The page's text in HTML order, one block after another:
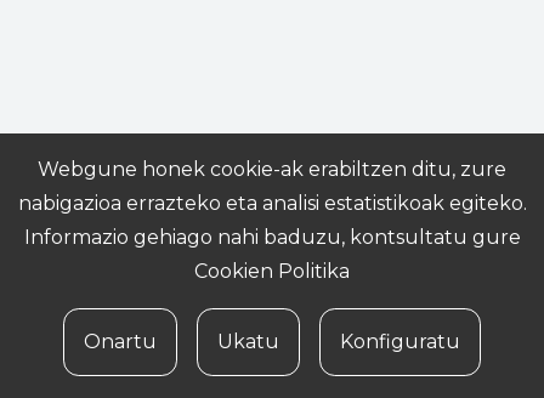
Webgune honek cookie-ak erabiltzen ditu, zure
nabigazioa errazteko eta analisi estatistikoak egiteko.
Informazio gehiago nahi baduzu, kontsultatu gure
Cookien Politika
Onartu Ukatu Konfiguratu